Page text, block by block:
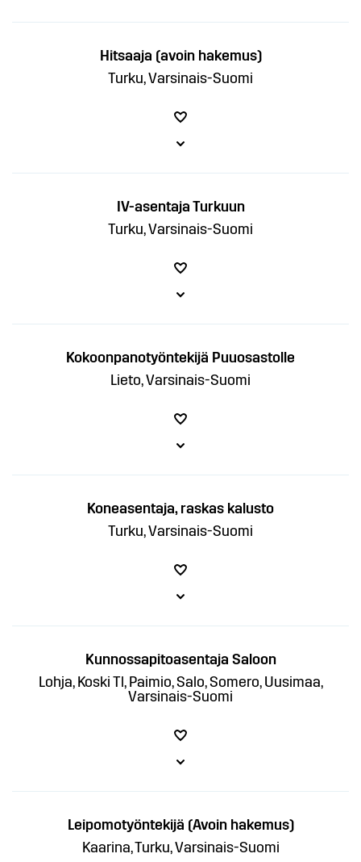
Hitsaaja (avoin hakemus)
Turku, Varsinais-Suomi
IV-asentaja Turkuun
Turku, Varsinais-Suomi
Kokoonpanotyöntekijä Puuosastolle
Lieto, Varsinais-Suomi
Koneasentaja, raskas kalusto
Turku, Varsinais-Suomi
Kunnossapitoasentaja Saloon
Lohja, Koski Tl, Paimio, Salo, Somero, Uusimaa,
Varsinais-Suomi
Leipomotyöntekijä (Avoin hakemus)
Kaarina, Turku, Varsinais-Suomi